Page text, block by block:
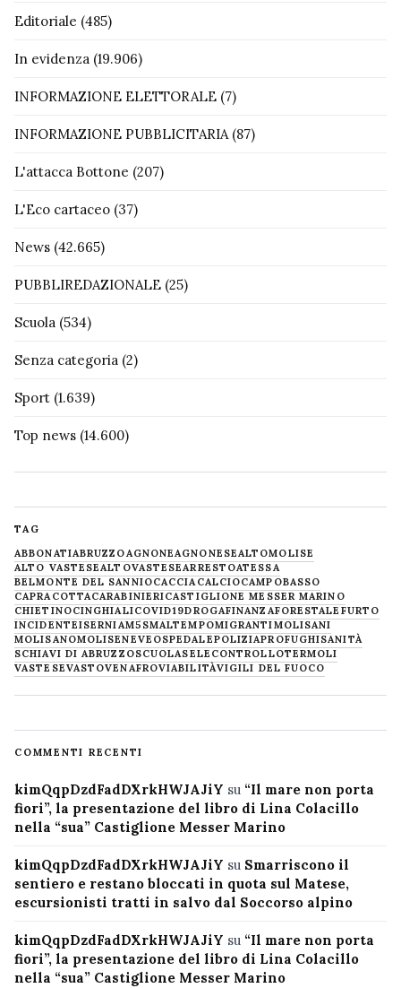
Editoriale (485)
In evidenza (19.906)
INFORMAZIONE ELETTORALE (7)
INFORMAZIONE PUBBLICITARIA(87)
L'attacca Bottone (207)
L'Eco cartaceo (37)
News (42.665)
PUBBLIREDAZIONALE (25)
Scuola (534)
Senza categoria (2)
Sport (1.639)
Top news (14.600)
TAG
ABBONATIABRUZZOAGNONEAGNONESEALTOMOLISE
ALTO VASTESEALTOVASTESEARRESTOATESSA
BELMONTE DEL SANNIOCACCIACALCIOCAMPOBASSO
CAPRACOTTACARABINIERICASTIGLIONE MESSER MARINO
CHIETINOCINGHIALICOVID19DROGAFINANZAFORESTALE FURTO
INCIDENTEISERNIAM5SMALTEMPOMIGRANTIMOLISANI
MOLISANOMOLISENEVE OSPEDALEPOLIZIAPROFUGHISANITÀ
SCHIAVI DI ABRUZZOSCUOLASELECONTROLLOTERMOLI
VASTESEVASTOVENAFROVIABILITÀVIGILI DEL FUOCO
COMMENTI RECENTI
kimQqpDzdFadDXrkHWJAJiY su “Il mare non porta
fiori”, la presentazione del libro di Lina Colacillo
nella “sua” Castiglione Messer Marino
kimQqpDzdFadDXrkHWJAJiY su Smarriscono il
sentiero e restano bloccati in quota sul Matese,
escursionisti tratti in salvo dal Soccorso alpino
kimQqpDzdFadDXrkHWJAJiY su “Il mare non porta
fiori”, la presentazione del libro di Lina Colacillo
nella “sua” Castiglione Messer Marino